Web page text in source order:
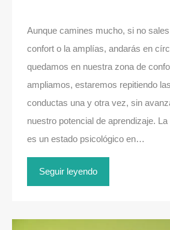
Aunque camines mucho, si no
confort o la amplías, andarás en
quedamos en nuestra zona de
ampliamos, estaremos repitiendo
conductas una y otra vez, sin
nuestro potencial de aprendizaje. La
es un estado psicológico en…
Seguir leyendo